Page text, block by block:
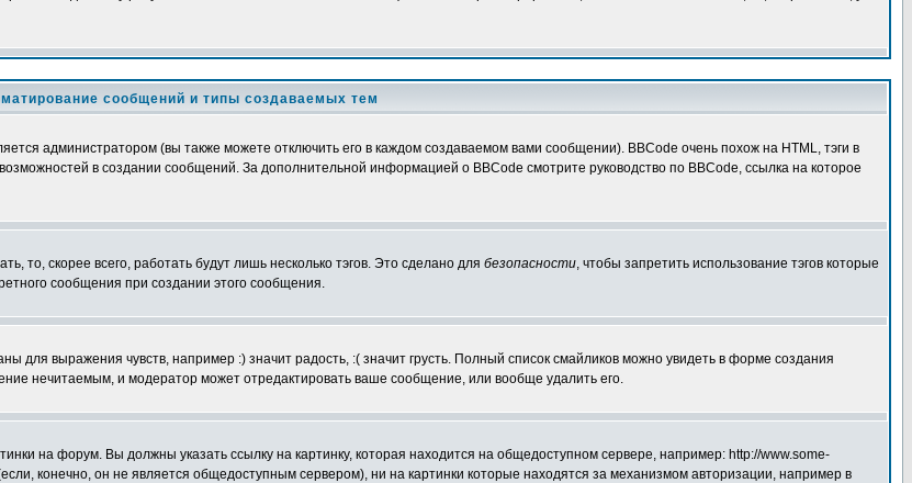
сообщений и типы создаваемых тем
администратором (вы также можете отключить его в каждом создаваемом вами сообщении). BBCode очень похож на HTML, тэги в
в создании сообщений. За дополнительной информацией о BBCode смотрите руководство по BBCode, ссылка на которое
то, скорее всего, работать будут лишь несколько тэгов. Это сделано для безопасности, чтобы запретить использование тэгов которые
сообщения при создании этого сообщения.
для выражения чувств, например :) значит радость, :( значит грусть. Полный список смайликов можно увидеть в форме создания
нечитаемым, и модератор может отредактировать ваше сообщение, или вообще удалить его.
на форум. Вы должны указать ссылку на картинку, которая находится на общедоступном сервере, например: http://www.some-
конечно, он не является общедоступным сервером), ни на картинки которые находятся за механизмом авторизации, например в